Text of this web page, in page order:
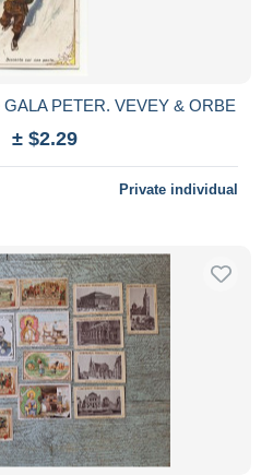
PETER. VEVEY & ORBE
± $2.29
Private individual